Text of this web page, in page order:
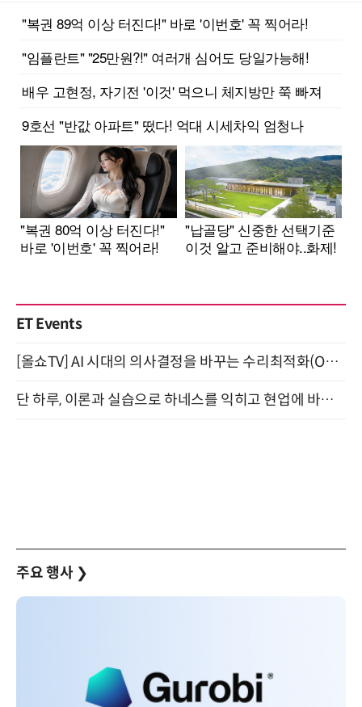
ET Events
[올쇼TV] AI 시대의 의사결정을 바꾸는 수리최적화(Optimization) 소개 (8/20 생방송)
단 하루, 이론과 실습으로 하네스를 익히고 현업에 바로 쓰는 핸즈온 워크숍 (8/20)
주요 행사 ❯